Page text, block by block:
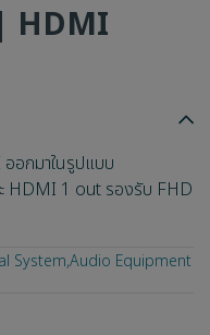
HDMI
กมาในรูปแบบ
HDMI 1 out รองรับ FHD
System,Audio Equipment